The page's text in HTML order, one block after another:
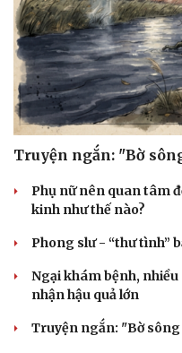
Truyện ngắn: "Bờ
Phụ nữ nên quan tâm
kinh như thế nào?
Phong slư - “thư tình”
Ngại khám bệnh,
nhận hậu quả lớn
Truyện ngắn: "Bờ